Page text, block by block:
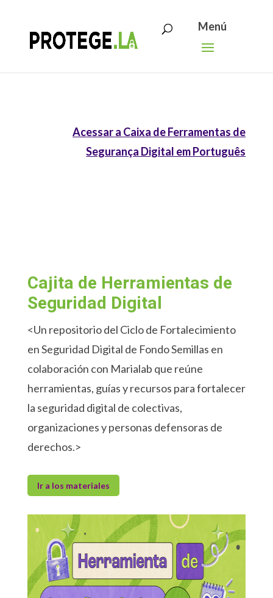
content
Acessar a Caixa de Ferramentas de
Segurança Digital em Português
Cajita de Herramientas de
Seguridad Digital
<Un repositorio del Ciclo de Fortalecimiento
en Seguridad Digital de Fondo Semillas en
colaboración con Marialab que reúne
herramientas, guías y recursos para fortalecer
la seguridad digital de colectivas,
organizaciones y personas defensoras de
derechos.>
Ir a los materiales